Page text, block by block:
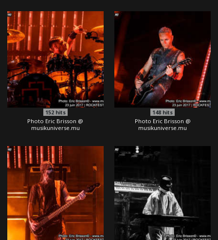
152hits
Photo Eric Brisson @
musikuniverse.mu
148 hits
Photo Eric Brisson @
musikuniverse.mu